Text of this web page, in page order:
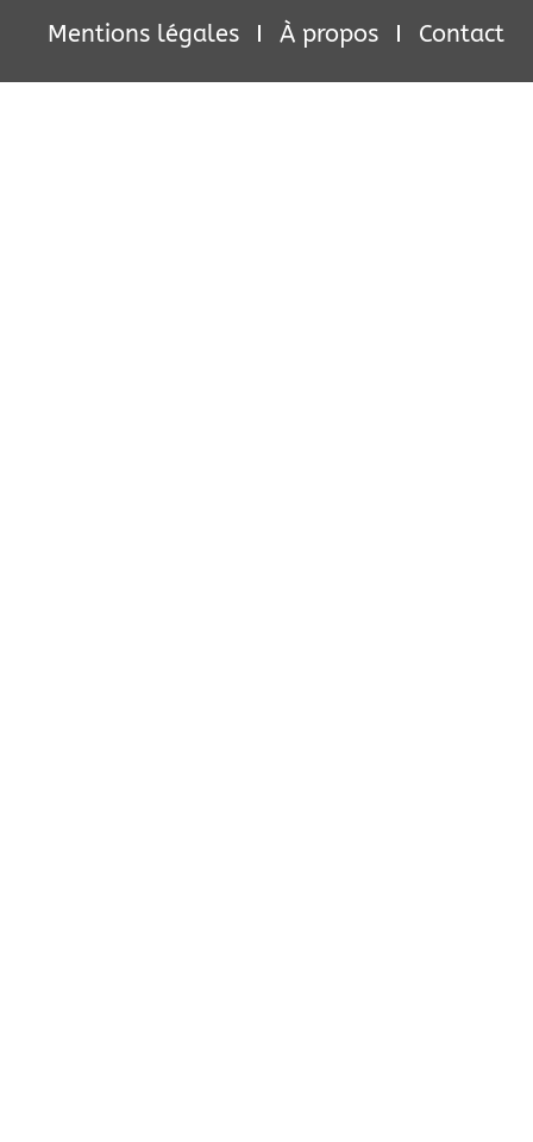
Mentions légales
À propos Contact